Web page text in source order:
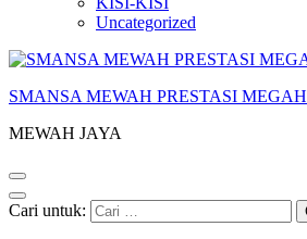
Uncategorized
SMANSA MEWAH PRESTASI MEGAH
MEWAH JAYA
Cari untuk: